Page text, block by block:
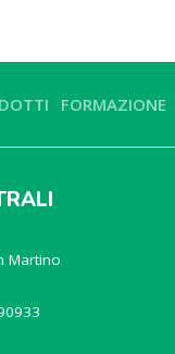
FORMAZIONE
Martino